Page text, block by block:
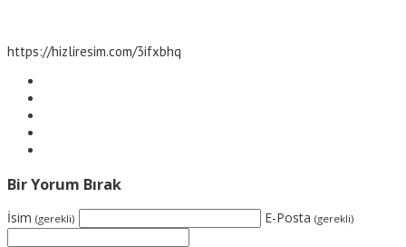
https://hizliresim.com/3ifxbhq
Bir Yorum Bırak
İsim (gerekli) E-Posta (gerekli)